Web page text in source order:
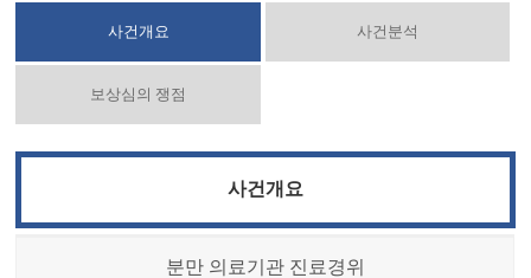
사건개요 사건분석
보상심의 쟁점
사건개요
분만 의료기관 진료경위